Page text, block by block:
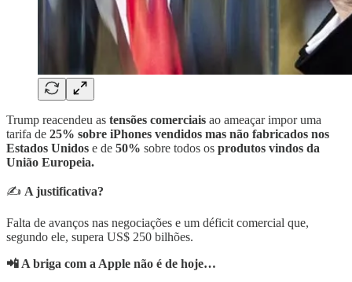
Trump reacendeu as tensões comerciais ao ameaçar impor uma
tarifa de 25% sobre iPhones vendidos mas não fabricados nos
Estados Unidos e de 50% sobre todos os produtos vindos da
União Europeia.
✍️ A justificativa?
Falta de avanços nas negociações e um déficit comercial que,
segundo ele, supera US$ 250 bilhões.
📲 A briga com a Apple não é de hoje…